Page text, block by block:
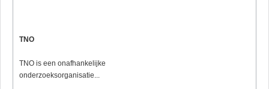
TNO
TNO is een onafhankelijke
onderzoeksorganisatie...